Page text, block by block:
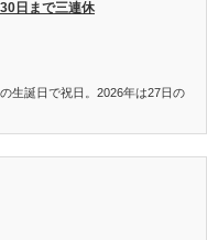
日まで三連休
生誕日で祝日。2026年は27日の